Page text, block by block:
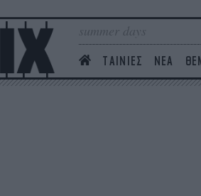
summer days
ΤΑΙΝΙΕΣ ΝΕΑ